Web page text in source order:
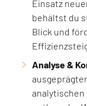
Einsatz
behältst du
Blick und
Analyse &